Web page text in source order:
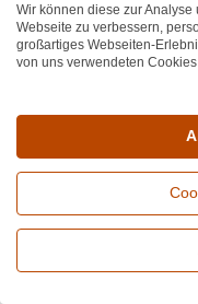
mehr Reife,offene
können. Frankreich
Wir können diese zur
Webseite zu verbessern,
großartiges Webseiten-
von uns verwendeten